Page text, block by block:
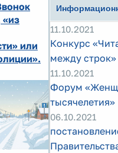
«из
или
11.10.2021
Конкурс
между строк»
11.10.2021
Форум
тысячелетия»
06.10.2021